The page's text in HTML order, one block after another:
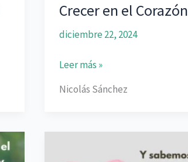
Crecer en el Corazón
diciembre 22, 2024
Crecer
el
Leer más »
Nicolás Sánchez